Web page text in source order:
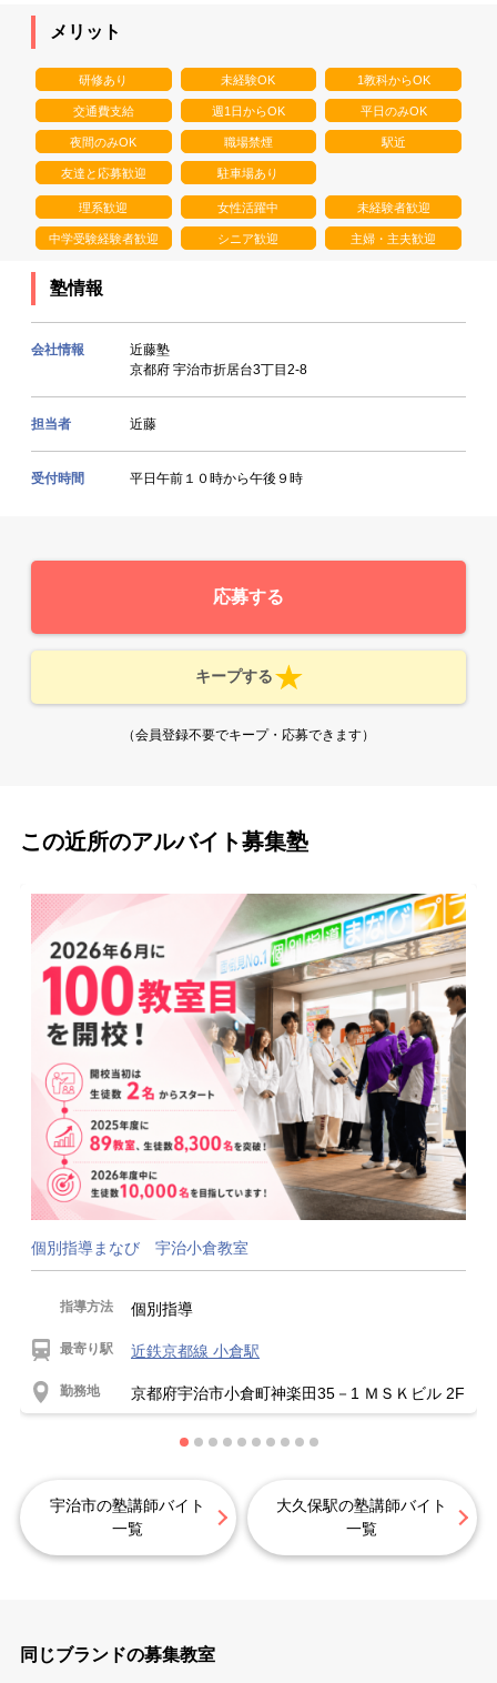
メリット
研修あり 未経験OK 1教科からOK
交通費支給 週1日からOK 平日のみOK
夜間のみOK 職場禁煙 駅近
友達と応募歓迎 駐車場あり
理系歓迎 女性活躍中 未経験者歓迎
中学受験経験者歓迎 シニア歓迎 主婦・主夫歓迎
塾情報
会社情報
近藤塾
京都府 宇治市折居台3丁目2-8
担当者 近藤
受付時間 平日午前１０時から午後９時
応募する
キープする
（会員登録不要でキープ・応募できます）
この近所のアルバイト募集塾
個別指導まなび 宇治小倉教室
指導方法 個別指導
最寄り駅 近鉄京都線 小倉駅
勤務地 京都府宇治市小倉町神楽田35－1 ＭＳＫビル 2F
宇治市の塾講師バイト
一覧
大久保駅の塾講師バイト
一覧
同じブランドの募集教室